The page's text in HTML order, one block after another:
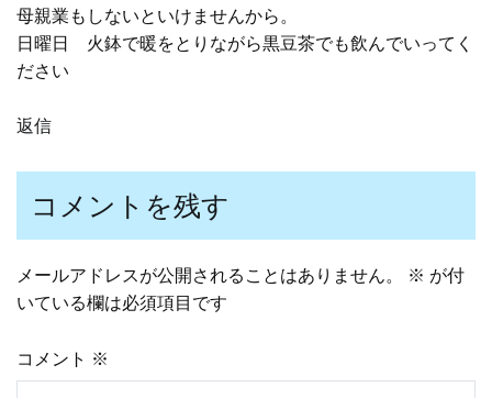
母親業もしないといけませんから。
日曜日 火鉢で暖をとりながら黒豆茶でも飲んでいってく
ださい
返信
コメントを残す
メールアドレスが公開されることはありません。 ※ が付
いている欄は必須項目です
コメント ※